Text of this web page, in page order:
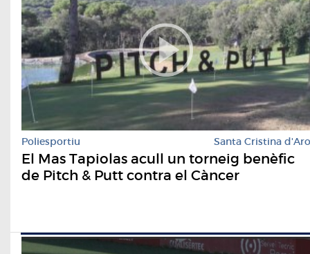
Poliesportiu Santa Cristina d'Aro
El Mas Tapiolas acull un torneig benèfic
de Pitch & Putt contra el Càncer